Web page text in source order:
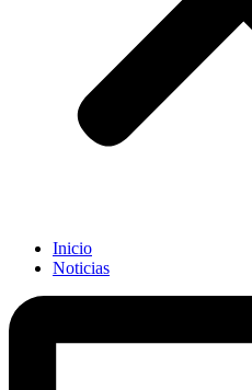
Inicio
Noticias